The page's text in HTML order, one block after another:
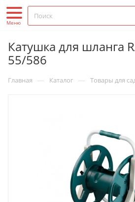
Катушка для шланга
55/586
Главная — Каталог — Товары для